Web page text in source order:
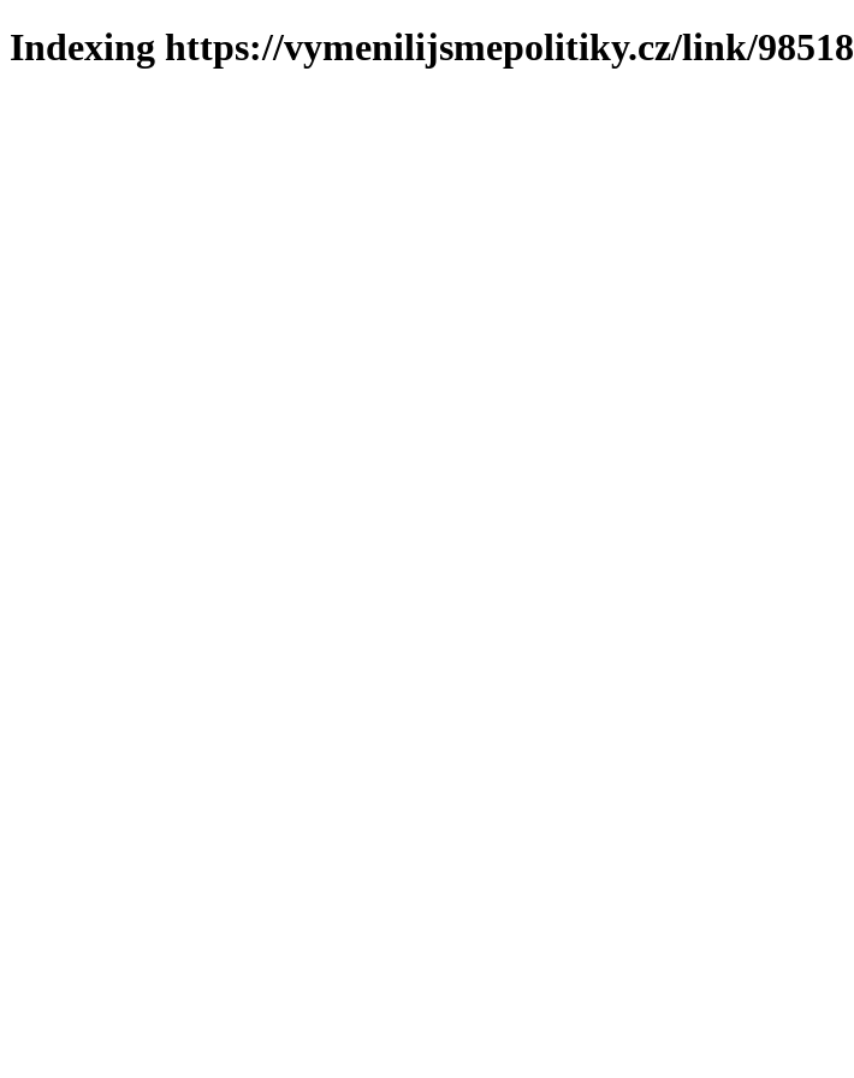
Indexing https://vymenilijsmepolitiky.cz/link/98518